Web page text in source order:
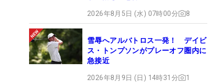
2026年8月5日 (水) 07時00分 8
雪辱へアルバトロス一発！ デイビ
ス・トンプソンがプレーオフ圏内に
急接近
2026年8月9日 (日) 14時31分 1